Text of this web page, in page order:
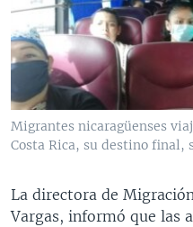
VENEZUELA
BRASIL
NICARAGUA
ECONOMÍA
ENTRETENIMIENTO Y
TECNOLOGÍA
DEPORTES
CIENCIA Y SALUD
MULTIMEDIA
VIDEOS
FOTOGRAFÍA
AUDIOS
PROGRAMAS TV
EL MUNDO AL DÍA
FORO INTERAMERICANO
VISIÓN 360
PANORAMA
RADIO
AVANCE INFORMATIVO
AUDIONOTICIAS
ESTADOS UNIDOS AL DÍA
DIRECT
DOCUMENTALES DE LA VOA
Learning English
Migrantes nicaragüenses
Costa Rica, su destino final,
La directora de
Vargas, informó que las